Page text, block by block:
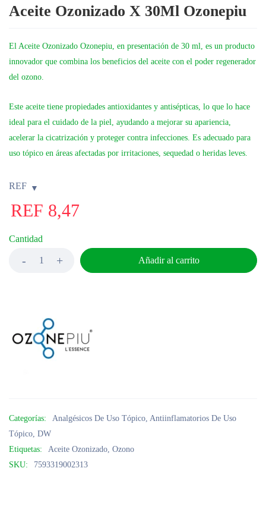
Aceite Ozonizado X 30Ml Ozonepiu
El Aceite Ozonizado Ozonepiu, en presentación de 30 ml, es un producto
innovador que combina los beneficios del aceite con el poder regenerador
del ozono.
Este aceite tiene propiedades antioxidantes y antisépticas , lo que lo hace
ideal para el cuidado de la piel, ayudando a mejorar su apariencia,
acelerar la cicatrización y proteger contra infecciones. Es adecuado para
uso tópico en áreas afectadas por irritaciones, sequedad o heridas leves.
REF
REF 8,47
Cantidad
Añadir al carrito
Categorías: Analgésicos De Uso Tópico Antiinflamatorios De Uso
Tópico DW
Etiquetas:
Aceite Ozonizado Ozono
SKU:
7593319002313